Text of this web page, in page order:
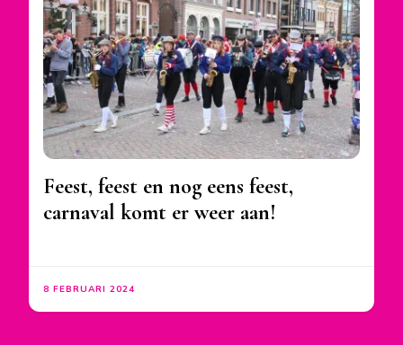
Feest, feest en nog eens feest,
carnaval komt er weer aan!
8 FEBRUARI 2024